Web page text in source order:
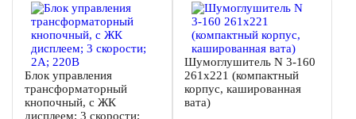
Блок управления
трансформаторный
кнопочный, с ЖК
дисплеем; 3 скорости;
Шумоглушитель N 3-160
261х221 (компактный
корпус, кашированная
вата)